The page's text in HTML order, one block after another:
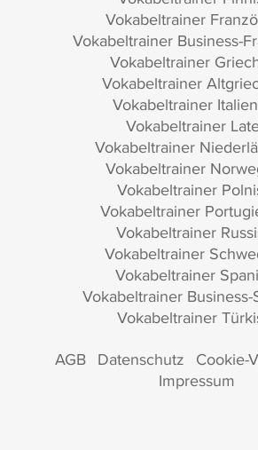
Vokabeltrainer
Vokabeltrainer Business-
Vokabeltrainer
Vokabeltrainer
Vokabeltrainer
Vokabeltrainer
Vokabeltrainer
Vokabeltrainer
Vokabeltrainer
Vokabeltrainer
Vokabeltrainer
Vokabeltrainer
Vokabeltrainer
Vokabeltrainer Business-
Vokabeltrainer
AGB Datenschutz Cookie-
Impressum